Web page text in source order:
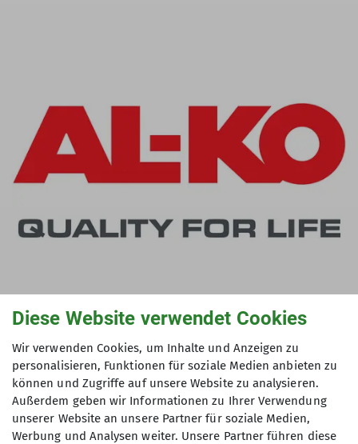
© AL-KO THERM GmbH
Diese Website verwendet Cookies
Wir verwenden Cookies, um Inhalte und Anzeigen zu
personalisieren, Funktionen für soziale Medien anbieten zu
können und Zugriffe auf unsere Website zu analysieren.
Außerdem geben wir Informationen zu Ihrer Verwendung
unserer Website an unsere Partner für soziale Medien,
Werbung und Analysen weiter. Unsere Partner führen diese